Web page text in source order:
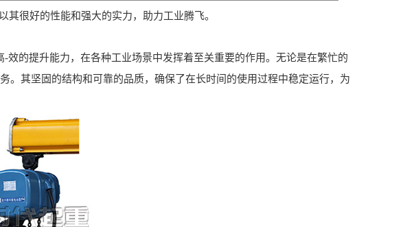
其很好的性能和强大的实力，助力工业腾飞。
效的提升能力，在各种工业场景中发挥着至关重要的作用。无论是在繁忙的
。其坚固的结构和可靠的品质，确保了在长时间的使用过程中稳定运行，为